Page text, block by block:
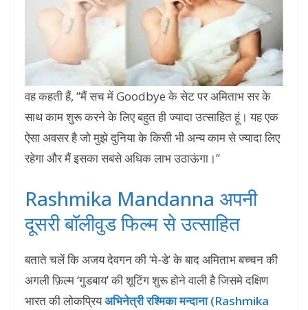
वह कहती हैं, ”मैं सच में Goodbye के सेट पर अमिताभ सर के
साथ काम शुरू करने के लिए बहुत ही ज्यादा उत्साहित हूं। यह एक
ऐसा अवसर है जो मुझे दुनिया के किसी भी अन्य काम से ज्यादा लिए
रहेगा और मैं इसका सबसे अधिक लाभ उठाऊंगा।”
Rashmika Mandanna अपनी
दूसरी बॉलीवुड फिल्म से उत्साहित
बताते चलें कि अजय देवगन की ‘मे-डे’ के बाद अमिताभ बच्चन की
अगली फ़िल्म ‘गुडबाय’ की शूटिंग शुरू होने वाली है जिसमे दक्षिण
भारत की लोकप्रियअभिनेत्री रश्मिका मन्दाना (Rashmika